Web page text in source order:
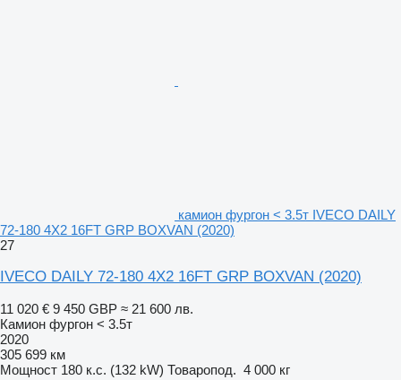
камион фургон < 3.5т IVECO DAILY
72-180 4X2 16FT GRP BOXVAN (2020)
27
IVECO DAILY 72-180 4X2 16FT GRP BOXVAN (2020)
11 020 € 9 450 GBP ≈ 21 600 лв.
Камион фургон < 3.5т
2020
305 699 км
Мощност 180 к.с. (132 kW) Товаропод. 4 000 кг